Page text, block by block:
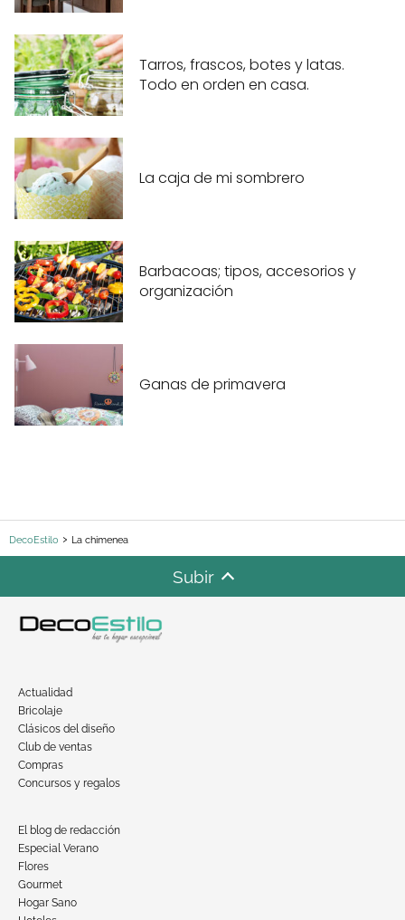
Tarros, frascos, botes y latas.
Todo en orden en casa.
La caja de mi sombrero
Barbacoas; tipos, accesorios y
organización
Ganas de primavera
DecoEstilo La chimenea
Subir
Actualidad
Bricolaje
Clásicos del diseño
Club de ventas
Compras
Concursos y regalos
El blog de redacción
Especial Verano
Flores
Gourmet
Hogar Sano